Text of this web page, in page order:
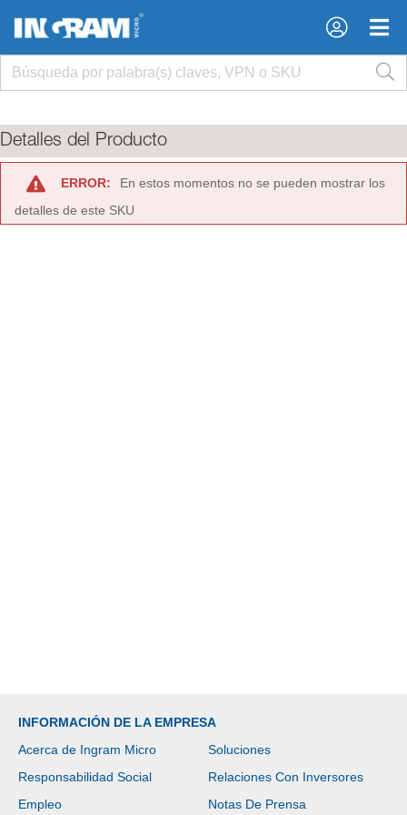
×
×
Detalles del Producto
ERROR:
En estos momentos no se pueden mostrar los
detalles de este SKU
INFORMACIÓN DE LA EMPRESA
Acerca de Ingram Micro
Soluciones
Responsabilidad Social
Relaciones Con Inversores
Empleo
Notas De Prensa